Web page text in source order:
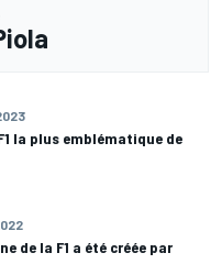
la plus emblématique de
de la F1 a été créée par